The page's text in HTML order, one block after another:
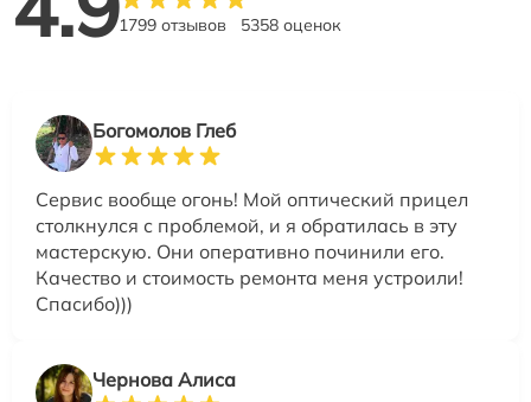
1799 отзывов 5358 оценок
Богомолов Глеб
Сервис вообще огонь! Мой оптический прицел
столкнулся с проблемой, и я обратилась в эту
мастерскую. Они оперативно починили его.
Качество и стоимость ремонта меня устроили!
Спасибо)))
Чернова Алиса